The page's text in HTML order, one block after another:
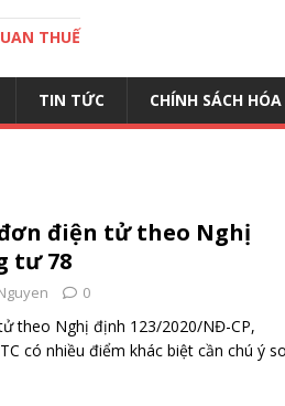
THUẾ
TIN TỨC CHÍNH SÁCH
điện tử theo Nghị
tư 78
0
theo Nghị định 123/2020/NĐ-CP,
có nhiều điểm khác biệt cần chú ý so